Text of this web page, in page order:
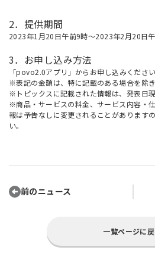
2．提供期間
2023年1月20日午前9時～2023年2月20日
3．お申し込み方法
「povo2.0アプリ」からお申し込みください
※表記の金額は、特に記載のある場合を除き
※トピックスに記載された情報は、発表日現
※商品・サービスの料金、サービス内容・
報は予告なしに変更されることがあります
い。
前のニュース
一覧ページに